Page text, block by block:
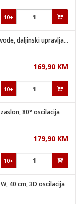
10+
Ventilator sa raspršivačem vode, daljinski upravljač, 75 W
169,90 KM
10+
80° oscilacija
179,90 KM
10+
40 cm, 3D oscilacija